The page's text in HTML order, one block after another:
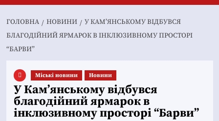
ГОЛОВНА НОВИНИ
У КАМ’ЯНСЬКОМУ ВІДБУВСЯ
БЛАГОДІЙНИЙ ЯРМАРОК В ІНКЛЮЗИВНОМУ ПРОСТОРІ
“БАРВИ”
Mіські новини Новини
У Кам’янському відбувся
благодійний ярмарок в
інклюзивному просторі “Барви”